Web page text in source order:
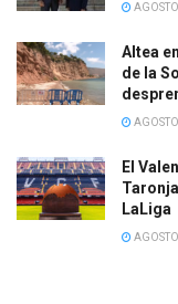
Altea
de la
El
LaLiga